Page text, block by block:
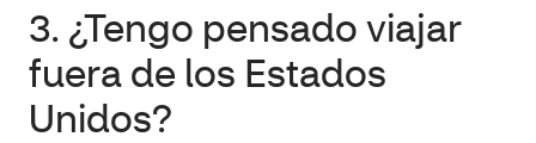
3. ¿Tengo pensado viajar
fuera de los Estados
Unidos?